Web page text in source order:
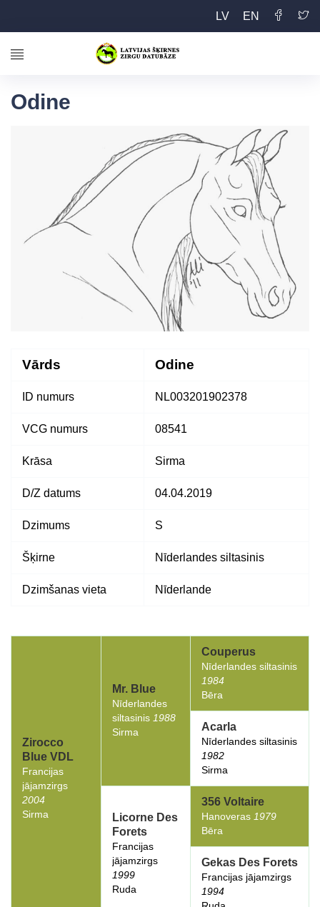
LV EN
Odine
Vārds Odine
ID numurs NL003201902378
VCG numurs 08541
Krāsa Sirma
D/Z datums 04.04.2019
Dzimums S
Šķirne Nīderlandes siltasinis
Dzimšanas vieta Nīderlande
Zirocco
Blue VDL
Francijas
jājamzirgs
2004
Sirma
Mr. Blue
Nīderlandes
siltasinis 1988
Sirma
Couperus
Nīderlandes siltasinis
1984
Bēra
Acarla
Nīderlandes siltasinis
1982
Sirma
Licorne Des
Forets
Francijas
jājamzirgs
1999
Ruda
356 Voltaire
Hanoveras 1979
Bēra
Gekas Des Forets
Francijas jājamzirgs
1994